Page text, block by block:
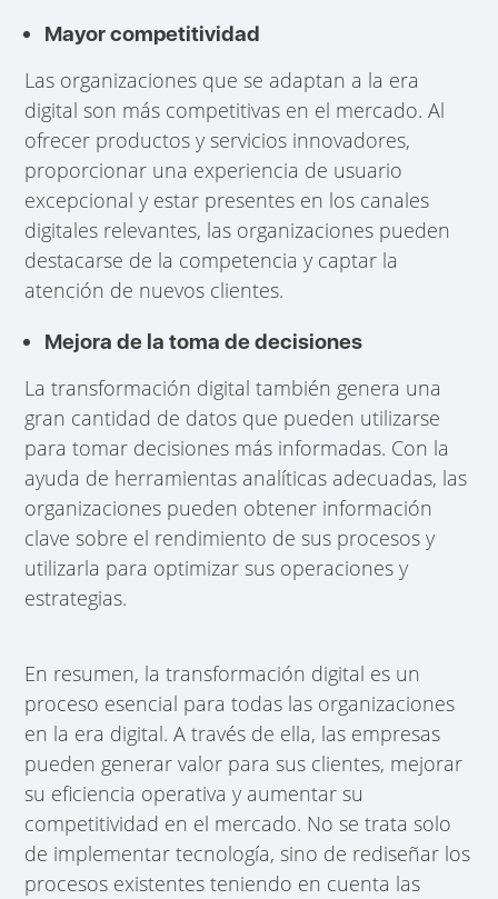
Mayor competitividad
Las organizaciones que se adaptan a la era
digital son más competitivas en el mercado. Al
ofrecer productos y servicios innovadores,
proporcionar una experiencia de usuario
excepcional y estar presentes en los canales
digitales relevantes, las organizaciones pueden
destacarse de la competencia y captar la
atención de nuevos clientes.
Mejora de la toma de decisiones
La transformación digital también genera una
gran cantidad de datos que pueden utilizarse
para tomar decisiones más informadas. Con la
ayuda de herramientas analíticas adecuadas, las
organizaciones pueden obtener información
clave sobre el rendimiento de sus procesos y
utilizarla para optimizar sus operaciones y
estrategias.
En resumen, la transformación digital es un
proceso esencial para todas las organizaciones
en la era digital. A través de ella, las empresas
pueden generar valor para sus clientes, mejorar
su eficiencia operativa y aumentar su
competitividad en el mercado. No se trata solo
de implementar tecnología, sino de rediseñar los
procesos existentes teniendo en cuenta las